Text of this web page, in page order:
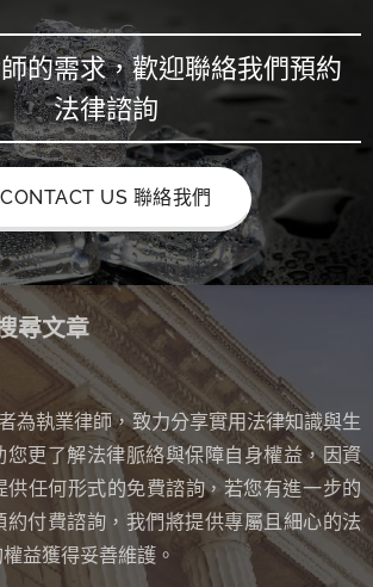
的需求，歡迎聯絡我們預約
法律諮詢
CONTACT US 聯絡我們
尋文章
為執業律師，致力分享實用法律知識與生
您更了解法律脈絡與保障自身權益，因資
供任何形式的免費諮詢， 若您有進一步的
約付費諮詢，我們將提供專屬且細心的法
益獲得妥善維護。